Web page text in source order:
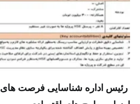
رئیس اداره شناسایی فرصت